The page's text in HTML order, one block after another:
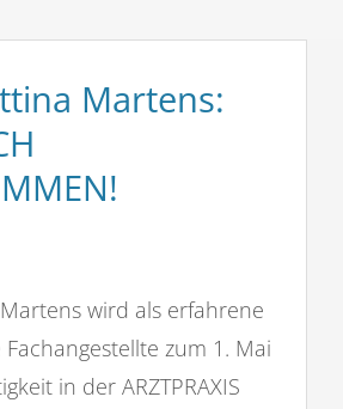
Martens:
wird als erfahrene
zum 1. Mai
in der ARZTPRAXIS